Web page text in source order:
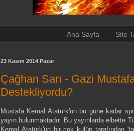
Ana Sayfa Site
23 Kasım 2014 Pazar
Çağhan Sarı - Gazi
Destekliyordu?
Mustafa Kemal Atatürk'ün bu güne kadar
yayın bulunmaktadır. Bu yayınlarda elbette
Kemal Atatürk'ün bir çok kulüp tarafından